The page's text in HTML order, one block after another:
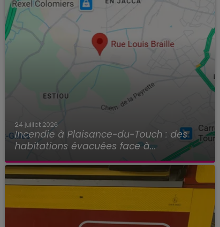
24 juillet 2026
Incendie à Plaisance-du-Touch : des
habitations évacuées face à...